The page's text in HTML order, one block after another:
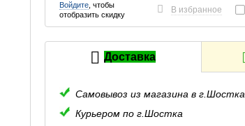
Войдите, чтобы
отобразить скидку
В избранное
Доставка
Самовывоз из магазина в г.Шостка
Курьером по г.Шостка